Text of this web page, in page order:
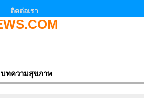
ติดต่อเรา
บทความสุขภาพ